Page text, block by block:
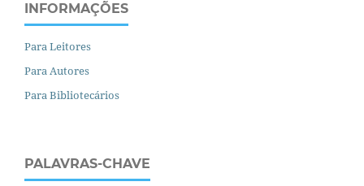
INFORMAÇÕES
Para Leitores
Para Autores
Para Bibliotecários
PALAVRAS-CHAVE